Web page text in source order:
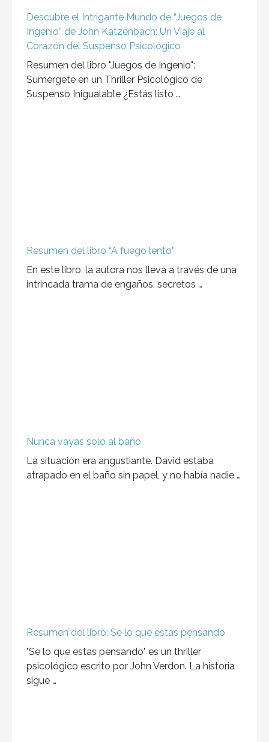
Descubre el Intrigante Mundo de “Juegos de
Ingenio” de John Katzenbach: Un Viaje al
Corazón del Suspenso Psicológico
Resumen del libro "Juegos de Ingenio":
Sumérgete en un Thriller Psicológico de
Suspenso Inigualable ¿Estás listo …
Resumen del libro “A fuego lento”
En este libro, la autora nos lleva a través de una
intrincada trama de engaños, secretos …
Nunca vayas solo al baño
La situación era angustiante. David estaba
atrapado en el baño sin papel, y no había nadie …
Resumen del libro: Se lo que estas pensando
"Se lo que estas pensando" es un thriller
psicológico escrito por John Verdon. La historia
sigue …